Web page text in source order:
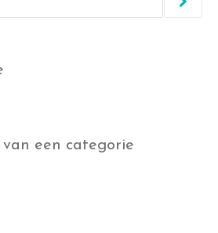
een categorie